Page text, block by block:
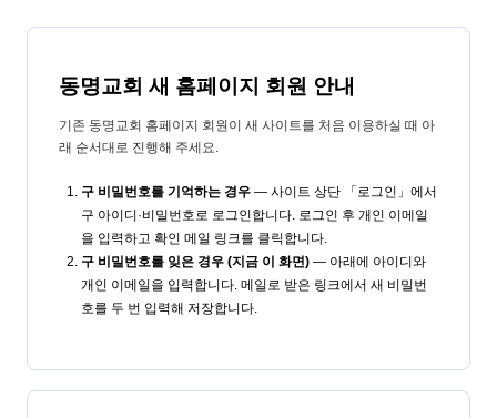
동명교회 새 홈페이지 회원 안내
기존 동명교회 홈페이지 회원이 새 사이트를 처음 이용하실 때 아
래 순서대로 진행해 주세요.
구 비밀번호를 기억하는 경우 — 사이트 상단 「로그인」에서
구 아이디·비밀번호로 로그인합니다. 로그인 후 개인 이메일
을 입력하고 확인 메일 링크를 클릭합니다.
구 비밀번호를 잊은 경우 (지금 이 화면) — 아래에 아이디와
개인 이메일을 입력합니다. 메일로 받은 링크에서 새 비밀번
호를 두 번 입력해 저장합니다.